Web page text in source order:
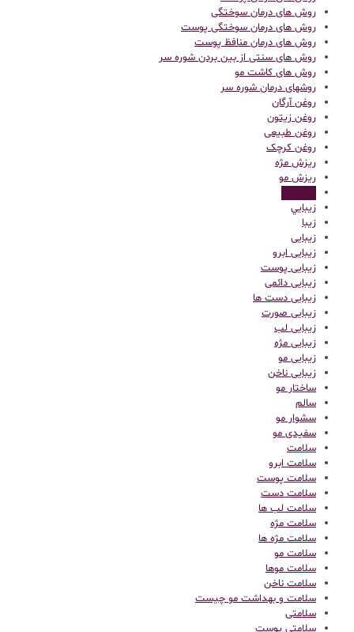
روش های درمان سوختگی
روش های درمان سوختگی پوست
روش های درمان منافظ پوست
روش های سنتی از بین بردن شوره سر
روش های کاشت مو
روشهای درمان شوره سر
روغن آرگان
روغن زیتون
روغن طبیعی
روغن کرچک
ریزش مژه
ریزش مو
زيبايي
زیبا
زیبایی
زیبایی ابرو
زیبایی پوست
زیبایی دائمی
زیبایی دست ها
زیبایی صورت
زیبایی لب
زیبایی مژه
زیبایی مو
زیبایی ناخن
ساختار مو
سالم
سشوار مو
سفیدی مو
سلامت
سلامت ابرو
سلامت پوست
سلامت دست
سلامت لب ها
سلامت مژه
سلامت مژه ها
سلامت مو
سلامت موها
سلامت ناخن
سلامت و بهداشت مو چیست
سلامتی
سلامتی پوست